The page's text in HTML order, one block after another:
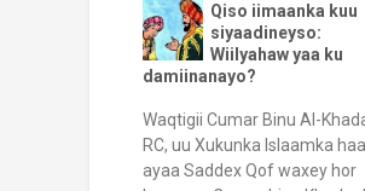
Qiso iimaanka kuu
siyaadineyso:
Wiilyahaw yaa ku
damiinanayo?
Waqtigii Cumar Binu Al-
RC, uu Xukunka Islaamka
ayaa Saddex Qof waxey hor